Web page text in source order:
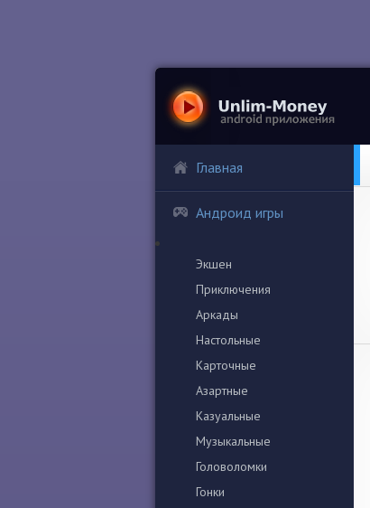
Главная
Андроид игры
Экшен
Приключения
Аркады
Настольные
Карточные
Азартные
Казуальные
Музыкальные
Головоломки
Гонки